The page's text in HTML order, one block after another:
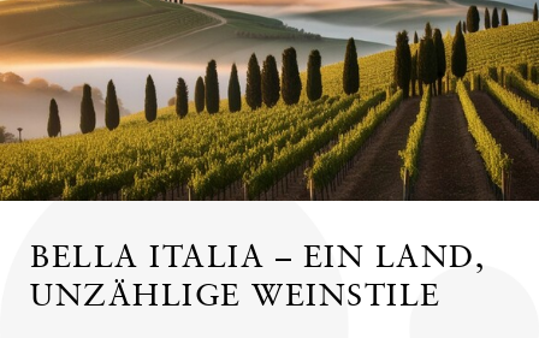
BELLA ITALIA – EIN LAND,
UNZÄHLIGE WEINSTILE